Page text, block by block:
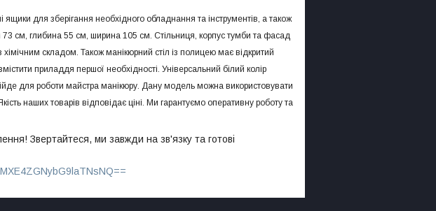
для зберігання необхідного обладнання та інструментів, а також
см, глибина 55 см, ширина 105 см. Стільниця, корпус тумби та фасад
складом. Також манікюрний стіл із полицею має відкритий
приладдя першої необхідності. Універсальний білий колір
для роботи майстра манікюру. Дану модель можна використовувати
наших товарів відповідає ціні. Ми гарантуємо оперативну роботу та
Звертайтеся, ми завжди на зв'язку та готові